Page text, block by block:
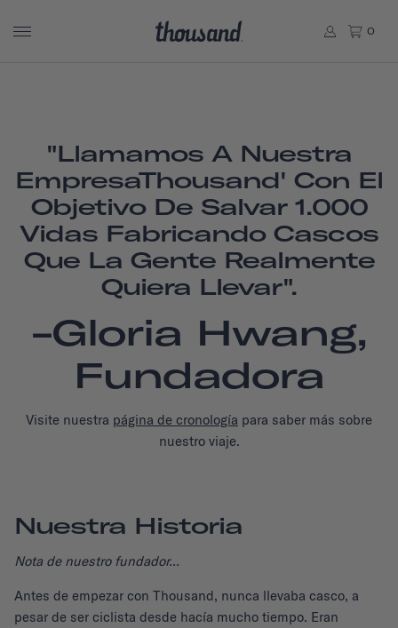
0
"Llamamos A Nuestra
EmpresaThousand' Con El
Objetivo De Salvar 1.000
Vidas Fabricando Cascos
Que La Gente Realmente
Quiera Llevar".
-Gloria Hwang,
Fundadora
Visite nuestra página de cronología para saber más sobre
nuestro viaje.
Nuestra Historia
Nota de nuestro fundador...
Antes de empezar con Thousand, nunca llevaba casco, a
pesar de ser ciclista desde hacía mucho tiempo. Eran